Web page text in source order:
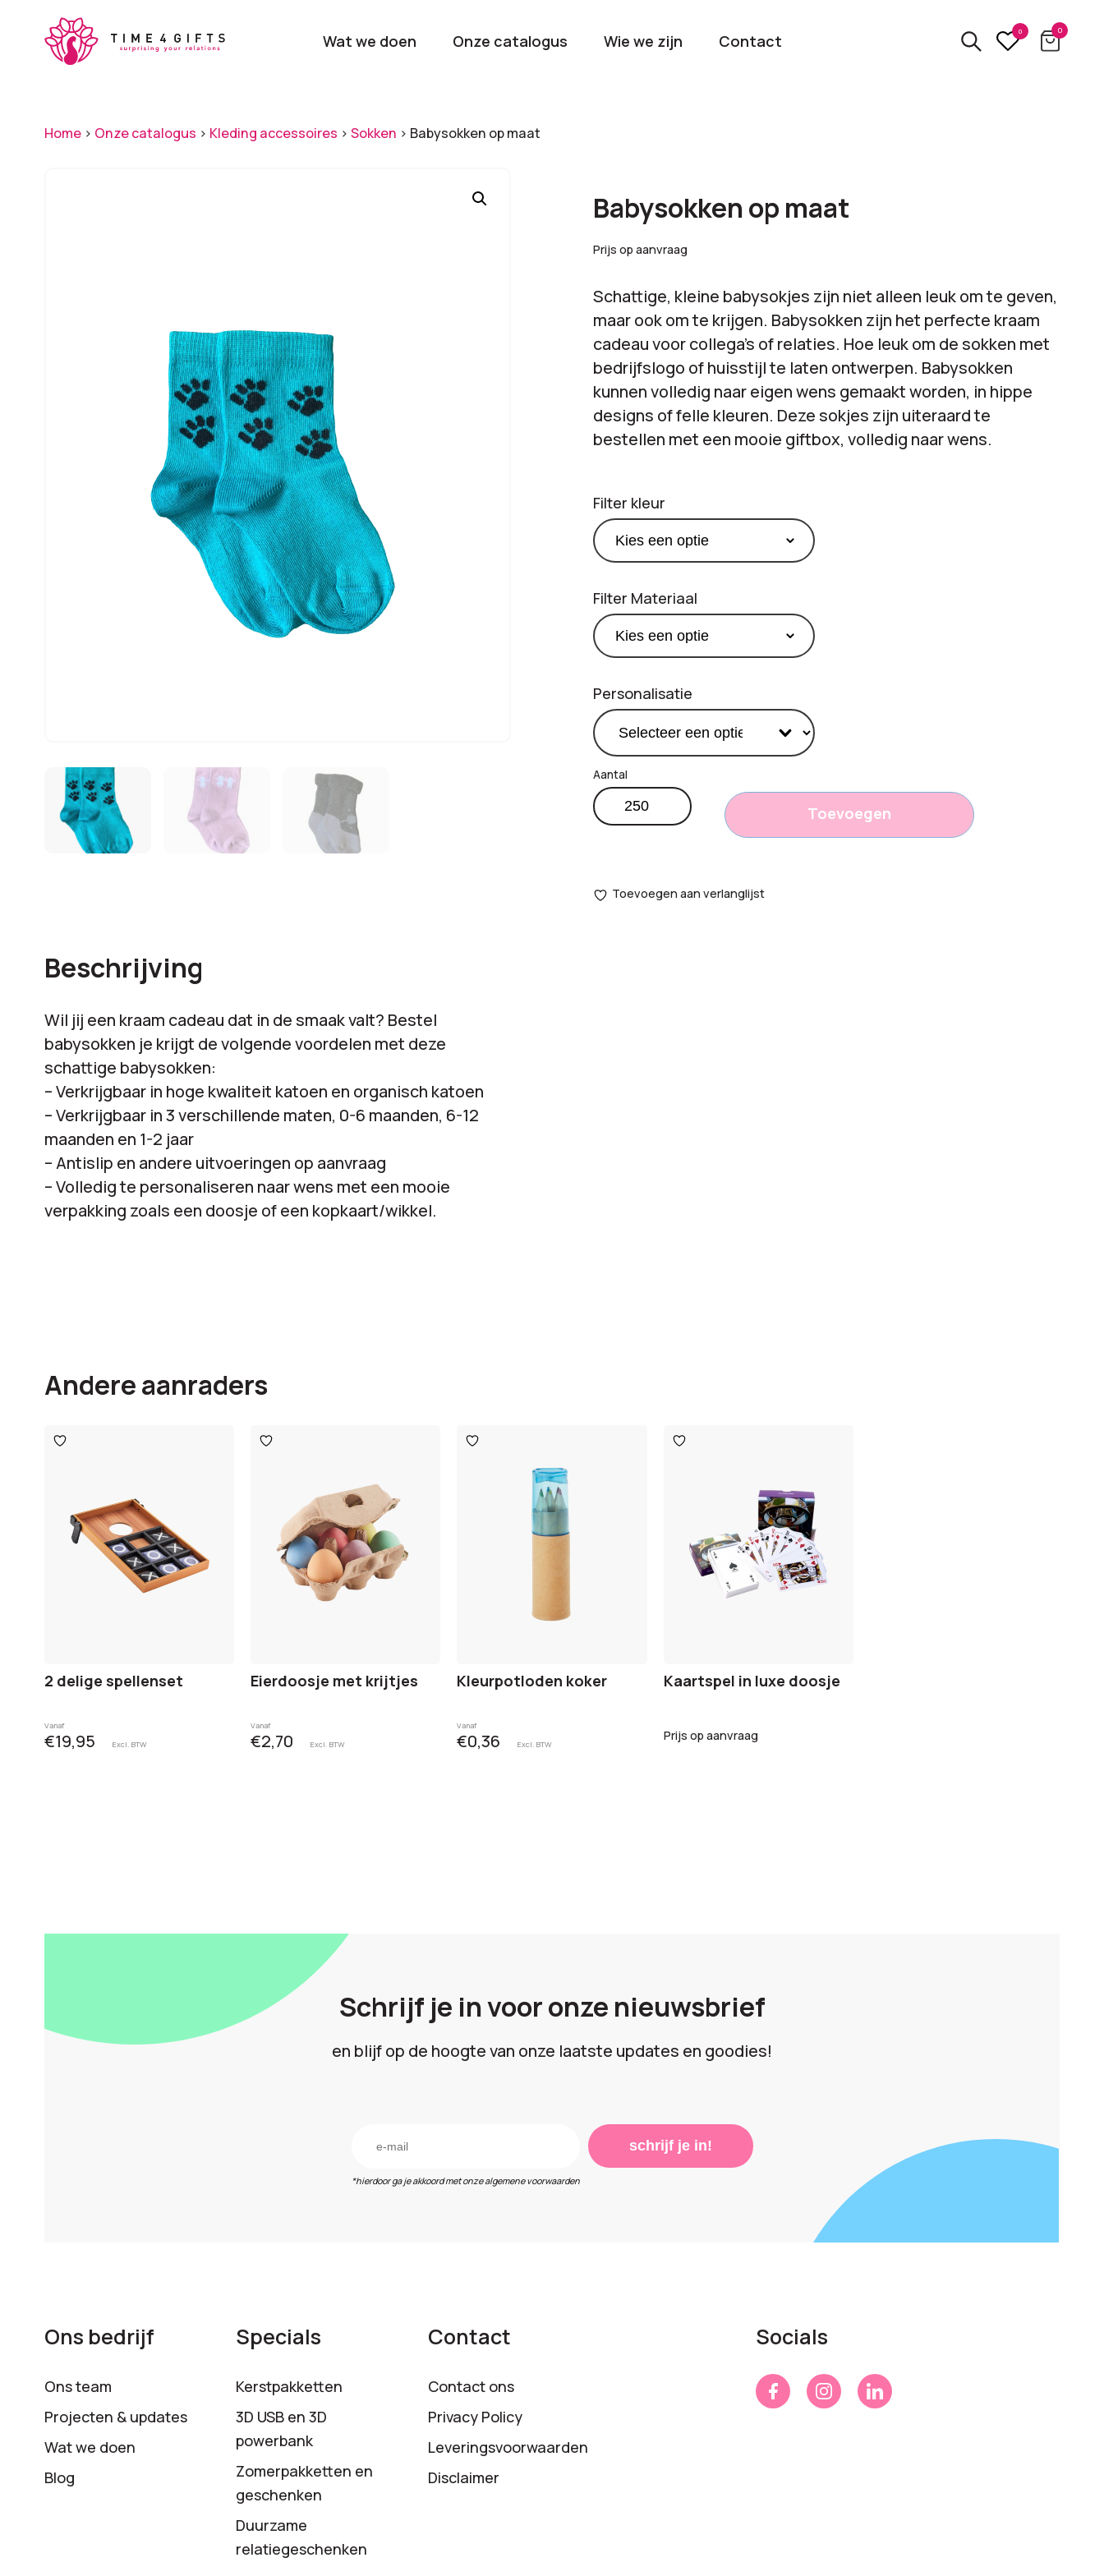
Wat we doen Onze catalogus
flessen
Beurzen en
Val op met je logo
tijdens elk evenement!
Zero waste &
duurzame cadeaus
bekijk alle categorieën
Wie we zijn Contact 0 0
Home > Onze catalogus > Kleding accessoires > Sokken > Babysokken op maat
Babysokken op maat
Prijs op aanvraag
Schattige, kleine babysokjes zijn niet alleen leuk om te geven,
maar ook om te krijgen. Babysokken zijn het perfecte kraam
cadeau voor collega’s of relaties. Hoe leuk om de sokken met
bedrijfslogo of huisstijl te laten ontwerpen. Babysokken
kunnen volledig naar eigen wens gemaakt worden, in hippe
designs of felle kleuren. Deze sokjes zijn uiteraard te
bestellen met een mooie giftbox, volledig naar wens.
Filter kleur
Filter Materiaal
Personalisatie
Totaal
Bestelling
Babysokken
op
Toevoegen
Toevoegen aan verlanglijst
Beschrijving
Wil jij een kraam cadeau dat in de smaak valt? Bestel
babysokken je krijgt de volgende voordelen met deze
schattige babysokken:
– Verkrijgbaar in hoge kwaliteit katoen en organisch katoen
– Verkrijgbaar in 3 verschillende maten, 0-6 maanden, 6-12
maanden en 1-2 jaar
– Antislip en andere uitvoeringen op aanvraag
– Volledig te personaliseren naar wens met een mooie
verpakking zoals een doosje of een kopkaart/wikkel.
Andere aanraders
Toevoegen
aan
2 delige spellenset
Vanaf
€19,95 Excl. BTW
Toevoegen
aan
Eierdoosje met krijtjes
Vanaf
€2,70 Excl. BTW
Toevoegen
aan
Kleurpotloden koker
Vanaf
€0,36 Excl. BTW
Toevoegen
aan
Kaartspel in luxe doosje
Prijs op aanvraag
Schrijf je in voor onze nieuwsbrief
en blijf op de hoogte van onze laatste updates en goodies!
*hierdoor ga je akkoord met onze algemene voorwaarden
schrijf je in!
Ons bedrijf
Ons team
Projecten & updates
Wat we doen
Blog
Specials
Kerstpakketten
3D USB en 3D
powerbank
Zomerpakketten en
geschenken
Duurzame
relatiegeschenken
Contact
Contact ons
Privacy Policy
Leveringsvoorwaarden
Disclaimer
Socials